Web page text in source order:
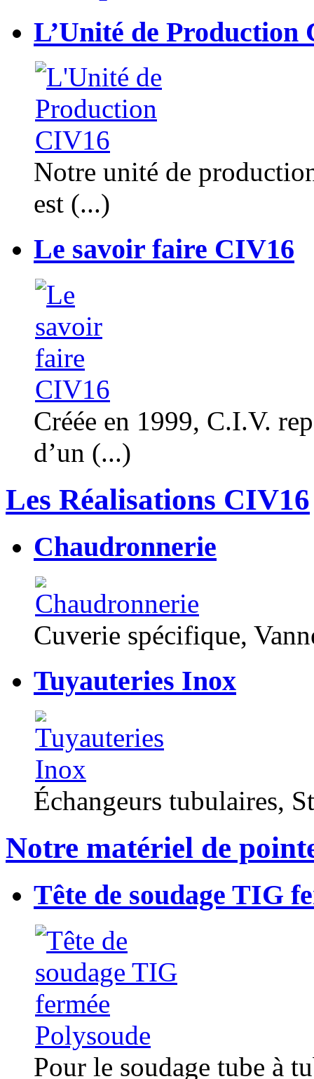
L’Unité de Production
Notre unité de
est (...)
Le savoir faire CIV16
Créée en 1999, C.I.V.
d’un (...)
Les Réalisations CIV16
Chaudronnerie
Cuverie spécifique,
Tuyauteries Inox
Échangeurs tubulaires,
Notre matériel de
Tête de soudage TIG
Pour le soudage tube à